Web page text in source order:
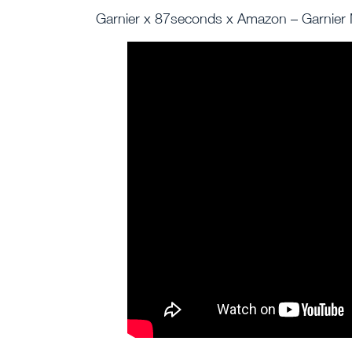
Garnier x 87seconds x Amazon – Garnier